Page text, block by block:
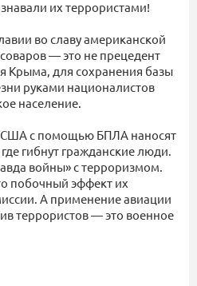
их террористами!
во славу американской
— это не прецедент
Крыма, для сохранения базы
руками националистов
население.
США с помощью БПЛА наносят
гибнут гражданские люди.
войны» с терроризмом.
побочный эффект их
А применение авиации
террористов — это военное